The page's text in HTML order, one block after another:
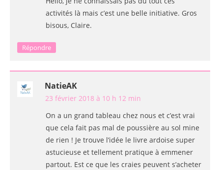
activités là mais c’est une belle initiative. Gros
bisous, Claire.
Répondre
NatieAK
23 février 2018 à 10 h 12 min
On a un grand tableau chez nous et c’est vrai
que cela fait pas mal de poussière au sol mine
de rien ! Je trouve l’idée le livre ardoise super
astucieuse et tellement pratique à emmener
partout. Est ce que les craies peuvent s’acheter